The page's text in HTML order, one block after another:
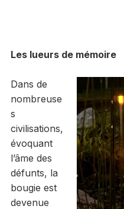
Les lueurs de mémoire
Dans de
nombreuse
s
civilisations,
évoquant
l’âme des
défunts, la
bougie est
devenue